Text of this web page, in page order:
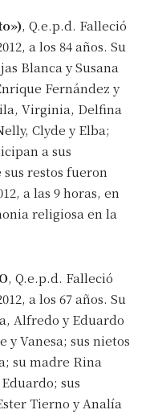
, Q.e.p.d. Falleció
a los 84 años. Su
Blanca y Susana
Fernández y
Virginia, Delfina
Clyde y Elba;
a sus
restos fueron
a las 9 horas, en
religiosa en la
, Q.e.p.d. Falleció
a los 67 años. Su
Alfredo y Eduardo
y Vanesa; sus nietos
su madre Rina
sus
Tierno y Analía